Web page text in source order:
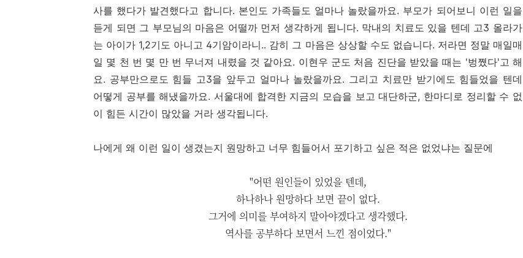
사를 했다가 발견했다고 합니다. 본인도 가족들도 얼마나 놀랐을까요. 부모가 되어보니 이런 일을
듣게 되면 그 부모님의 마음은 어떨까 먼저 생각하게 됩니다. 막내의 치료도 있을 텐데 고3 올라가
는 아이가 1,2기도 아니고 4기암이라니.. 감히 그 마음은 상상할 수도 없습니다. 저라면 정말 매일매
일 몇 천 번 몇 만 번 무너져 내렸을 것 같아요. 이현우 군도 처음 진단을 받았을 때는 '벙쪘다'고 해
요. 공부만으로도 힘들 고3을 앞두고 얼마나 놀랐을까요. 그리고 치료만 받기에도 힘들었을 텐데
어떻게 공부를 해냈을까요. 서울대에 합격한 지금의 모습을 보고 대단하군, 한마디로 정리할 수 없
이 힘든 시간이 많았을 거라 생각됩니다.
나에게 왜 이런 일이 생겼는지 원망하고 너무 힘들어서 포기하고 싶은 적은 없었냐는 질문에
"어떤 원인들이 있었을 텐데,
하나하나 원망하다 보면 끝이 없다.
그거에 의미를 부여하지 말아야겠다고 생각했다.
역사를 공부하다 보면서 느낀 점이었다."